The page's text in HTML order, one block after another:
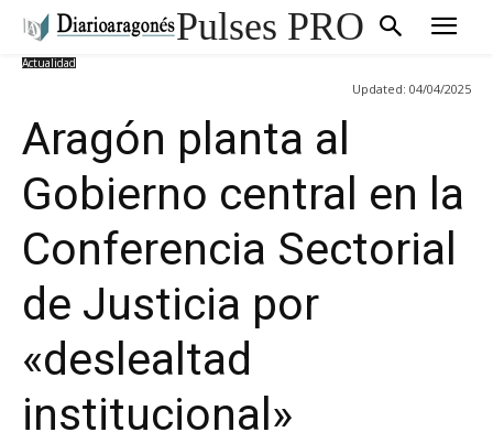
Pulses PRO
Actualidad
Updated: 04/04/2025
Aragón planta al
Gobierno central en la
Conferencia Sectorial
de Justicia por
«deslealtad
institucional»